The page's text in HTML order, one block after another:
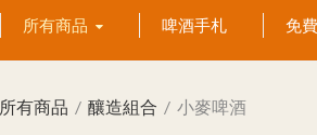
所有商品 啤酒手札 免
所有商品 釀造組合 小麥啤酒